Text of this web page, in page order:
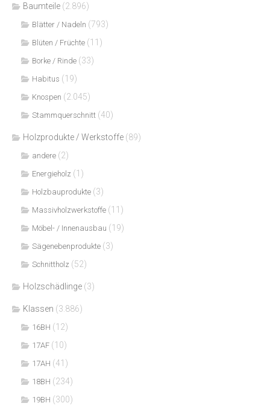
Baumteile (2.896)
Blätter / Nadeln (793)
Blüten / Früchte (11)
Borke / Rinde (33)
Habitus (19)
Knospen (2.045)
Stammquerschnitt (40)
Holzprodukte / Werkstoffe (89)
andere (2)
Energieholz (1)
Holzbauprodukte (3)
Massivholzwerkstoffe (11)
Möbel- / Innenausbau (19)
Sägenebenprodukte (3)
Schnittholz (52)
Holzschädlinge (3)
Klassen (3.886)
16BH (12)
17AF (10)
17AH (41)
18BH (234)
19BH (300)